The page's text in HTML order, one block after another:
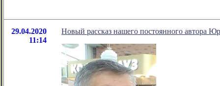
29.04.2020
11:14
Новый рассказ нашего постоянного автора